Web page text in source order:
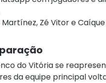
Zé Vitor e
do Vitória se
da equipe principal